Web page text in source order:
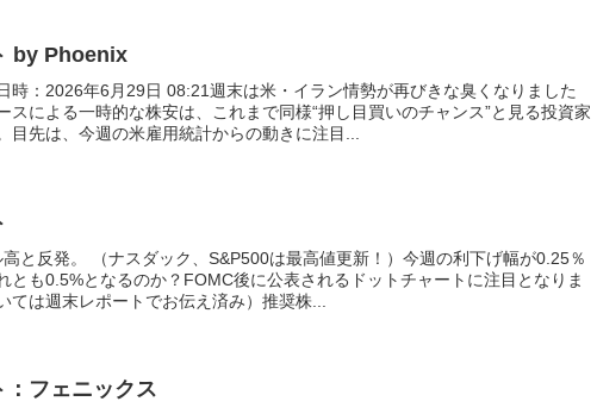
by Phoenix
時：2026年6月29日 08:21週末は米・イラン情勢が再びきな臭くなりました
スによる一時的な株安は、これまで同様“押し目買いのチャンス”と見る投資家
目先は、今週の米雇用統計からの動きに注目...
と反発。 （ナスダック、S&P500は最高値更新！）今週の利下げ幅が0.25％
とも0.5%となるのか？FOMC後に公表されるドットチャートに注目となりま
ては週末レポートでお伝え済み）推奨株...
：フェニックス